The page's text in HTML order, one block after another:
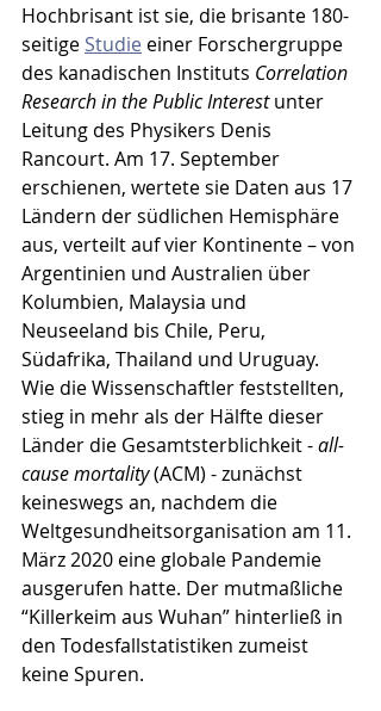
Hochbrisant ist sie, die brisante 180-
seitige Studie einer Forschergruppe
des kanadischen Instituts Correlation
Research in the Public Interest unter
Leitung des Physikers Denis
Rancourt. Am 17. September
erschienen, wertete sie Daten aus 17
Ländern der südlichen Hemisphäre
aus, verteilt auf vier Kontinente – von
Argentinien und Australien über
Kolumbien, Malaysia und
Neuseeland bis Chile, Peru,
Südafrika, Thailand und Uruguay.
Wie die Wissenschaftler feststellten,
stieg in mehr als der Hälfte dieser
Länder die Gesamtsterblichkeit - all-
cause mortality (ACM) - zunächst
keineswegs an, nachdem die
Weltgesundheitsorganisation am 11.
März 2020 eine globale Pandemie
ausgerufen hatte. Der mutmaßliche
“Killerkeim aus Wuhan” hinterließ in
den Todesfallstatistiken zumeist
keine Spuren.